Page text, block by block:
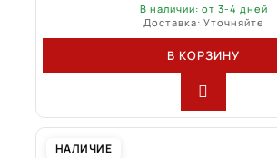
В наличии: от 3-4 дней
Доставка: Уточняйте
В КОРЗИНУ
НАЛИЧИЕ